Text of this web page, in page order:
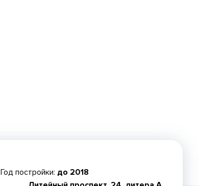
Год постройки: до 2018